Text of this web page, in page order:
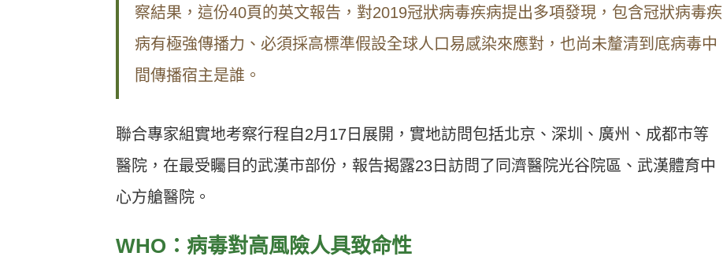
察結果，這份40頁的英文報告，對2019冠狀病毒疾病提出多項發現，包含冠狀病毒疾
病有極強傳播力、必須採高標準假設全球人口易感染來應對，也尚未釐清到底病毒中
間傳播宿主是誰。
聯合專家組實地考察行程自2月17日展開，實地訪問包括北京、深圳、廣州、成都市等
醫院，在最受矚目的武漢市部份，報告揭露23日訪問了同濟醫院光谷院區、武漢體育中
心方艙醫院。
WHO：病毒對高風險人具致命性